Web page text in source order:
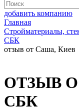
добавить компанию
Главная
Стройматериалы,
СБК
отзыв от Саша, Киев
ОТЗЫВ
СБК